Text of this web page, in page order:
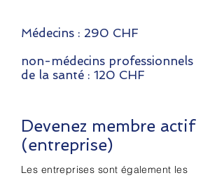
Médecins : 290 CHF
non-médecins professionnels
de la santé : 120 CHF
Devenez membre actif
(entreprise)
Les entreprises sont également les